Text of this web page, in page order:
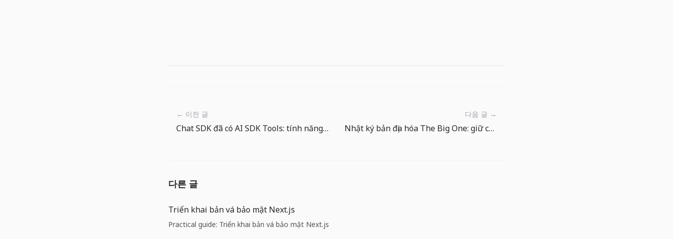
← 이전 글
Chat SDK đã có AI SDK Tools: tính năng agent cần thiết kế quyền trước
다음 글 →
Nhật ký bản địa hóa The Big One: giữ cảm giác câu cá qua 15 ngôn ngữ
다른 글
Triển khai bản vá bảo mật Next.js
Practical guide: Triển khai bản vá bảo mật Next.js